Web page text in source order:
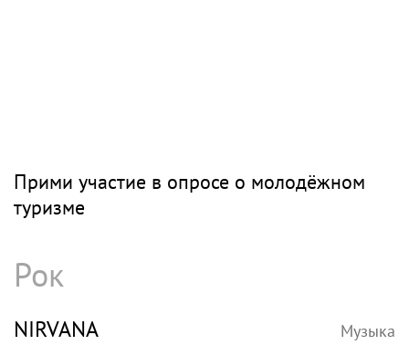
Прими участие в опросе о молодёжном
туризме
Рок
NIRVANA Музыка